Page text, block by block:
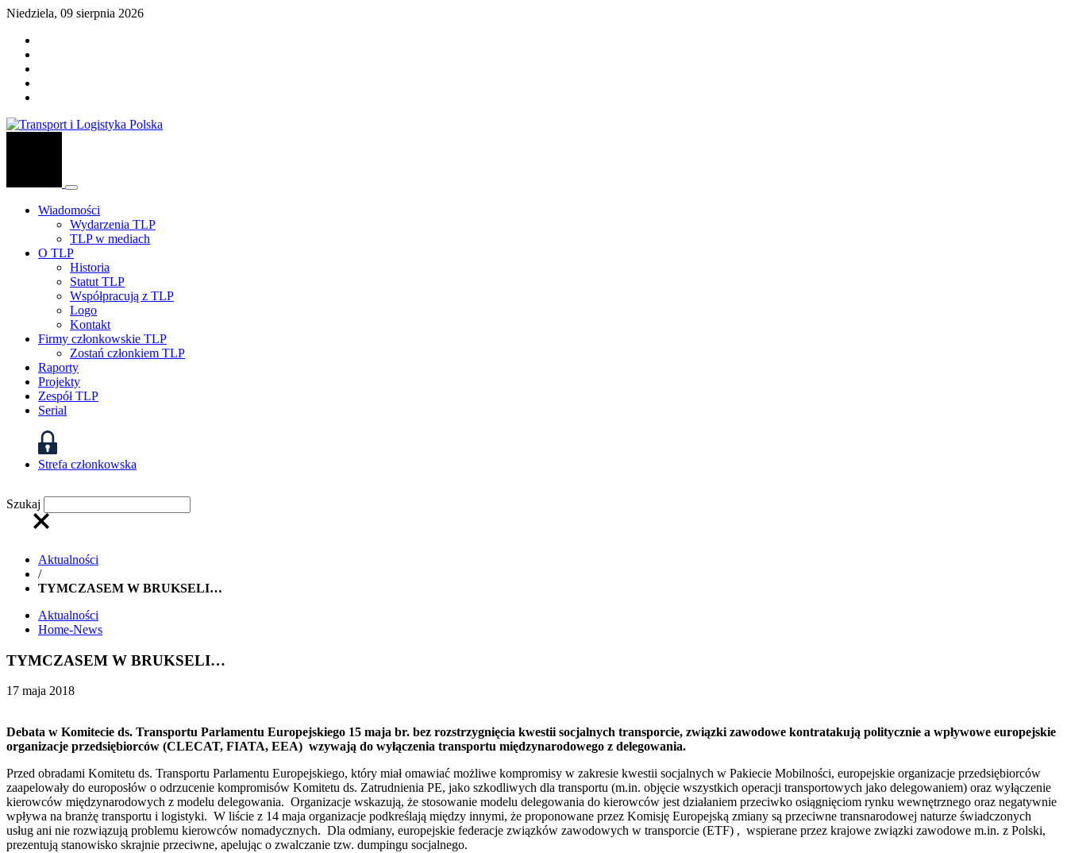
Niedziela, 09 sierpnia 2026
Wiadomości
Wydarzenia TLP
TLP w mediach
O TLP
Historia
Statut TLP
Współpracują z TLP
Logo
Kontakt
Firmy członkowskie TLP
Zostań członkiem TLP
Raporty
Projekty
Zespół TLP
Serial
Strefa członkowska
Szukaj
Aktualności
/
TYMCZASEM W BRUKSELI…
Aktualności
Home-News
TYMCZASEM W BRUKSELI…
17 maja 2018
Debata w Komitecie ds. Transportu Parlamentu Europejskiego 15 maja br. bez rozstrzygnięcia kwestii socjalnych transporcie, związki zawodowe kontratakują politycznie a wpływowe europejskie
organizacje przedsiębiorców (CLECAT, FIATA, EEA) wzywają do wyłączenia transportu międzynarodowego z delegowania.
Przed obradami Komitetu ds. Transportu Parlamentu Europejskiego, który miał omawiać możliwe kompromisy w zakresie kwestii socjalnych w Pakiecie Mobilności, europejskie organizacje przedsiębiorców
zaapelowały do europosłów o odrzucenie kompromisów Komitetu ds. Zatrudnienia PE, jako szkodliwych dla transportu (m.in. objęcie wszystkich operacji transportowych jako delegowaniem) oraz wyłączenie
kierowców międzynarodowych z modelu delegowania. Organizacje wskazują, że stosowanie modelu delegowania do kierowców jest działaniem przeciwko osiągnięciom rynku wewnętrznego oraz negatywnie
wpływa na branżę transportu i logistyki. W liście z 14 maja organizacje podkreślają między innymi, że proponowane przez Komisję Europejską zmiany są przeciwne transnarodowej naturze świadczonych
usług ani nie rozwiązują problemu kierowców nomadycznych. Dla odmiany, europejskie federacje związków zawodowych w transporcie (ETF) , wspierane przez krajowe związki zawodowe m.in. z Polski,
prezentują stanowisko skrajnie przeciwne, apelując o zwalczanie tzw. dumpingu socjalnego.